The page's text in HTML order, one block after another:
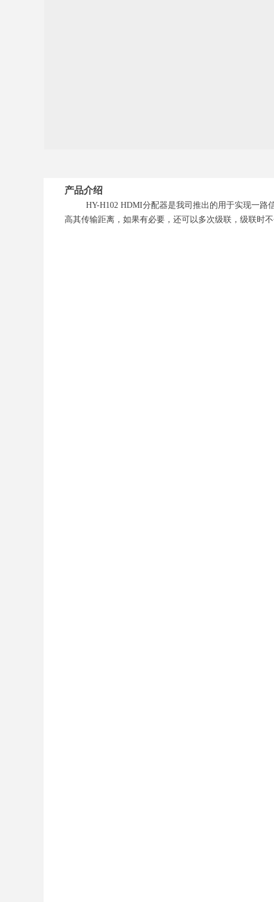
产品介绍
HY-H102 HDMI分配器是我司推出的用于实现一路信
高其传输距离，如果有必要，还可以多次级联，级联时